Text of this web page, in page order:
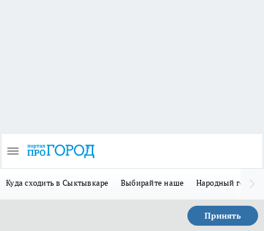
Куда сходить в Сыктывкаре Выбирайте наше Народный герой
Принять